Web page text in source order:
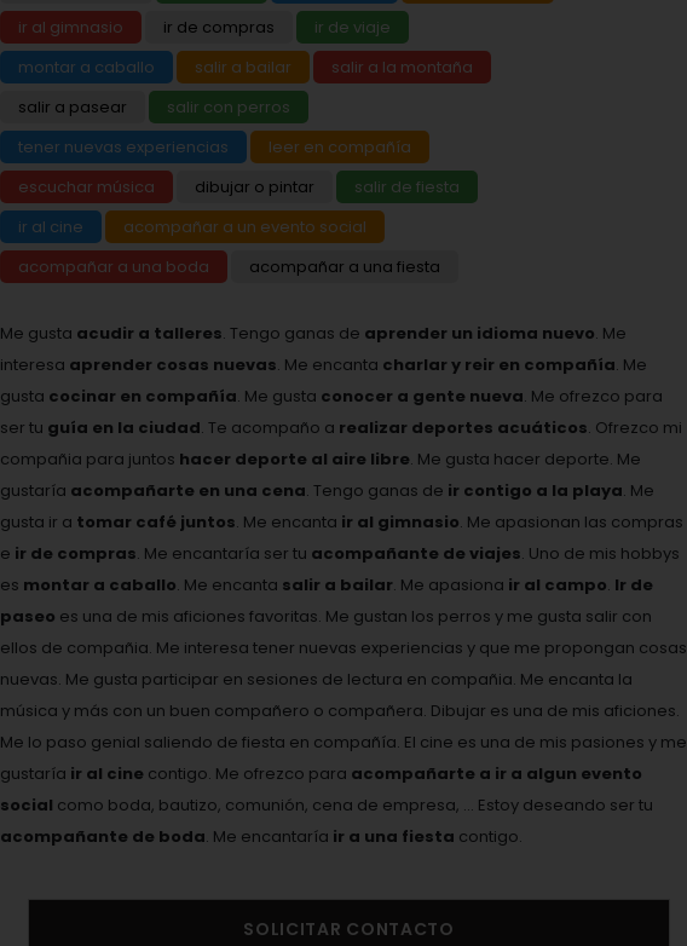
ir al gimnasio
ir de compras
ir de viaje
montar a caballo
salir a bailar
salir a la montaña
salir a pasear
salir con perros
tener nuevas experiencias
leer en compañía
escuchar música
dibujar o pintar
salir de fiesta
ir al cine
acompañar a un evento social
acompañar a una boda
acompañar a una fiesta
Me gusta acudir a talleres. Tengo ganas de aprender un idioma nuevo. Me
interesa aprender cosas nuevas. Me encanta charlar y reir en compañía. Me
gusta cocinar en compañía. Me gusta conocer a gente nueva. Me ofrezco para
ser tu guía en la ciudad. Te acompaño a realizar deportes acuáticos. Ofrezco mi
compañia para juntos hacer deporte al aire libre. Me gusta hacer deporte. Me
gustaría acompañarte en una cena. Tengo ganas de ir contigo a la playa. Me
gusta ir a tomar café juntos. Me encanta ir al gimnasio. Me apasionan las compras
e ir de compras. Me encantaría ser tu acompañante de viajes. Uno de mis hobbys
es montar a caballo. Me encanta salir a bailar. Me apasiona ir al campo. Ir de
paseo es una de mis aficiones favoritas. Me gustan los perros y me gusta salir con
ellos de compañia. Me interesa tener nuevas experiencias y que me propongan cosas
nuevas. Me gusta participar en sesiones de lectura en compañia. Me encanta la
música y más con un buen compañero o compañera. Dibujar es una de mis aficiones.
Me lo paso genial saliendo de fiesta en compañía. El cine es una de mis pasiones y me
gustaría ir al cine contigo. Me ofrezco para acompañarte a ir a algun evento
social como boda, bautizo, comunión, cena de empresa, ... Estoy deseando ser tu
acompañante de boda. Me encantaría ir a una fiesta contigo.
SOLICITAR CONTACTO